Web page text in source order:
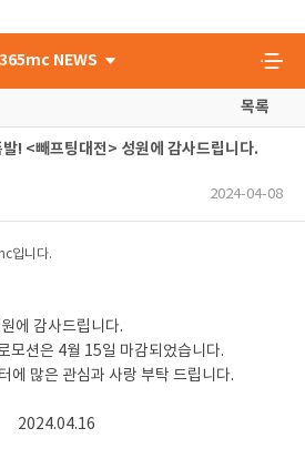
365mc NEWS
목록
! <빼프팅대전> 성원에 감사드립니다.
2024-04-08
입니다.
에 감사드립니다.
모션은 4월 15일 마감되었습니다.
에 많은 관심과 사랑 부탁 드립니다.
2024.04.16